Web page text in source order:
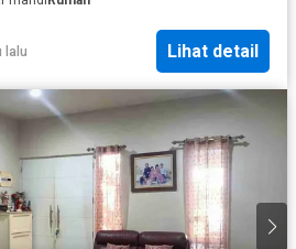
lalu Lihat detail